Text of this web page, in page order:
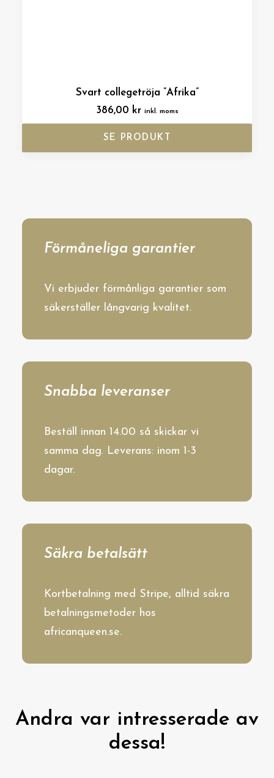
Svart collegetröja ”Afrika”
386,00 kr inkl. moms
SE PRODUKT
Förmåneliga garantier
Vi erbjuder förmånliga garantier som
säkerställer långvarig kvalitet.
Snabba leveranser
Beställ innan 14.00 så skickar vi
samma dag. Leverans: inom 1-3
dagar.
Säkra betalsätt
Kortbetalning med Stripe, alltid säkra
betalningsmetoder hos
africanqueen.se.
Andra var intresserade av
dessa!